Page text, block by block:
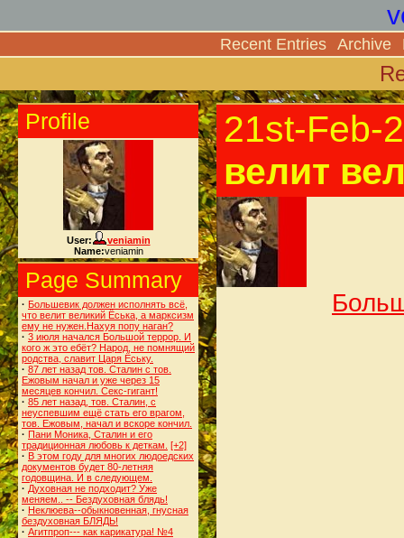
Recent Entries Archive
Profile
User:
veniamin
Name:veniamin
Page Summary
· Большевик должен исполнять всё,
что велит великий Ёська, а марксизм
ему не нужен.Нахуя попу наган?
· 3 июля начался Большой террор. И
кого ж это ебёт? Народ, не помнящий
родства, славит Царя Ёську.
· 87 лет назад тов. Сталин с тов.
Ежовым начал и уже через 15
месяцев кончил. Секс-гигант!
· 85 лет назад, тов. Сталин, с
неуспевшим ещё стать его врагом,
тов. Ежовым, начал и вскоре кончил.
· Пани Моника, Сталин и его
традиционная любовь к деткам. [+2]
· В этом году для многих людоедских
документов будет 80-летняя
годовщина. И в следующем.
· Духовная не подходит? Уже
меняем.. -- Бездуховная блядь!
· Неклюева--обыкновенная, гнусная
бездуховная БЛЯДЬ!
· Агитпроп--- как карикатура! №4
21st-Feb-
велит